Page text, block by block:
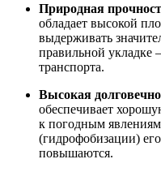
Природная
обладает высокой
выдерживать
правильной укладке
транспорта.
Высокая
обеспечивает
к погодным
(гидрофобизации)
повышаются.